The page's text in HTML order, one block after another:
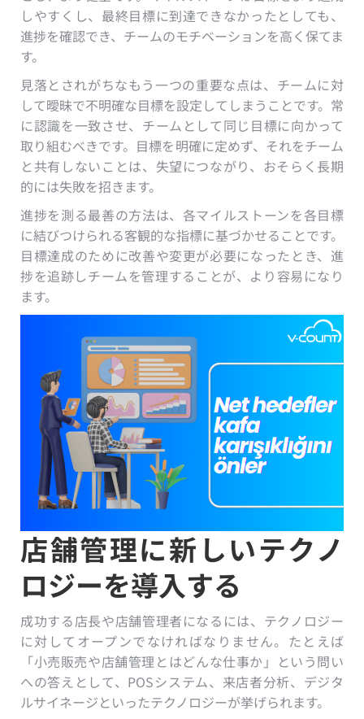
しやすくし、最終目標に到達できなかったとしても、
進捗を確認でき、チームのモチベーションを高く保てま
す。
見落とされがちなもう一つの重要な点は、チームに対
して曖昧で不明確な目標を設定してしまうことです。常
に認識を一致させ、チームとして同じ目標に向かって
取り組むべきです。目標を明確に定めず、それをチーム
と共有しないことは、失望につながり、おそらく長期
的には失敗を招きます。
進捗を測る最善の方法は、各マイルストーンを各目標
に結びつけられる客観的な指標に基づかせることです。
目標達成のために改善や変更が必要になったとき、進
捗を追跡しチームを管理することが、より容易になり
ます。
店舗管理に新しいテクノ
ロジーを導入する
成功する店長や店舗管理者になるには、テクノロジー
に対してオープンでなければなりません。たとえば
「小売販売や店舗管理とはどんな仕事か」という問い
への答えとして、POSシステム、来店者分析、デジタ
ルサイネージといったテクノロジーが挙げられます。